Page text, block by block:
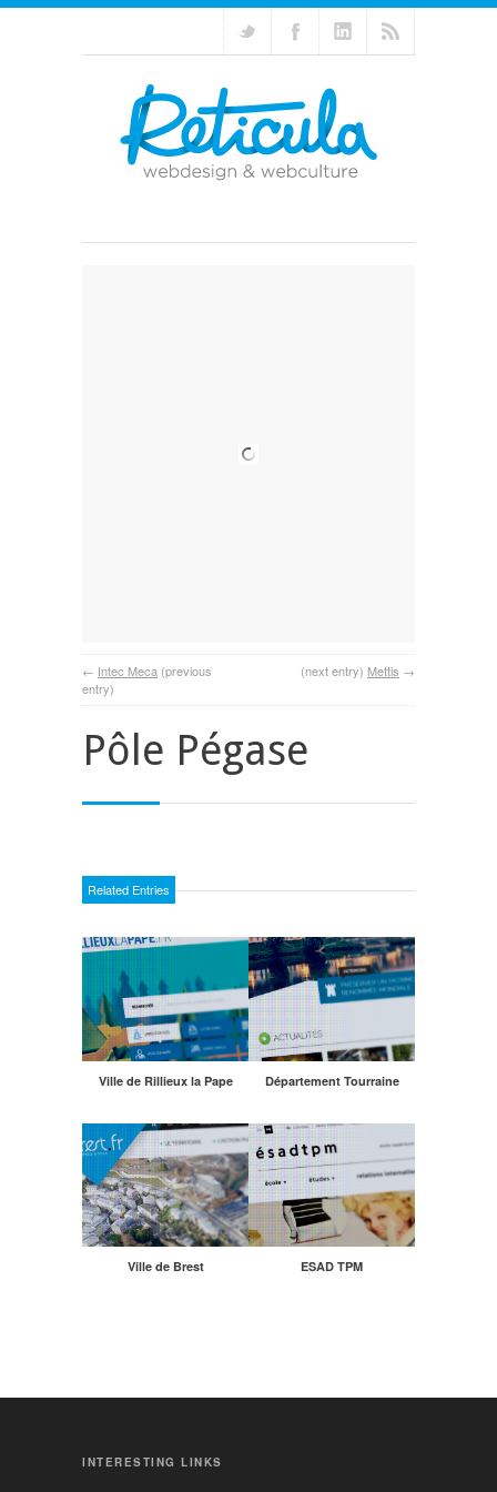
← Intec Meca (previous
entry)
(next entry) Mettis →
Pôle Pégase
Related Entries
Ville de Rillieux la Pape Département Tourraine
Ville de Brest ESAD TPM
INTERESTING LINKS